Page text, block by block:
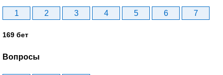
1 2 3 4 5 6 7
169 бет
Вопросы